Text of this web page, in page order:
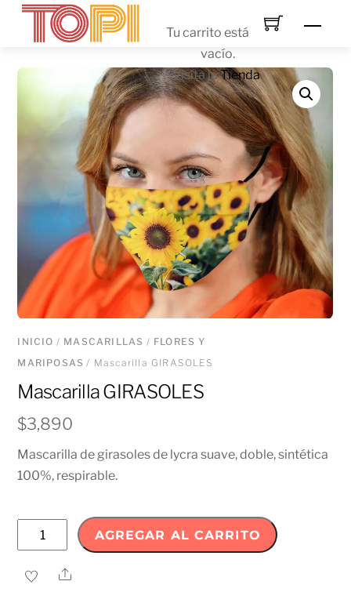
Skip
Tu carrito está
vacío.
Visita laTienda.
INICIO / MASCARILLAS / FLORES Y
MARIPOSAS / Mascarilla GIRASOLES
Mascarilla GIRASOLES
$3,890
Mascarilla de girasoles de lycra suave, doble, sintética
100%, respirable.
Mascarilla
GIRASOLES
cantidad
AGREGAR AL CARRITO
Share